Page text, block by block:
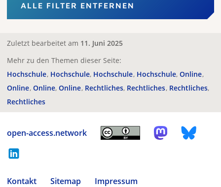
ALLE FILTER ENTFERNEN
Zuletzt bearbeitet am 11. Juni 2025
Mehr zu den Themen dieser Seite:
Hochschule Hochschule Hochschule Hochschule Online
Online Online Online Rechtliches Rechtliches Rechtliches
Rechtliches
open-access.network
Kontakt Sitemap
Impressum